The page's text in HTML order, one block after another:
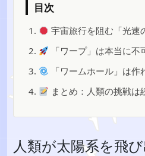
目次
1.
宇宙旅行を阻む「光速
2.
「ワープ」は本当に不
3.
「ワームホール」は作
4.
まとめ：人類の挑戦は
人類が太陽系を飛